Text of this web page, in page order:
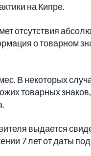
на Кипре.
отсутствия
о товарном
В некоторых
товарных
выдается
7 лет от даты